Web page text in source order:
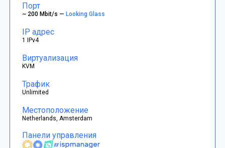
Порт
~ 200 Mbit/s —Looking Glass
IP адрес
1 IPv4
Виртуализация
KVM
Трафик
Unlimited
Местоположение
Netherlands, Amsterdam
Панели управления